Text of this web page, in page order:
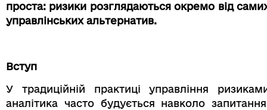
проста: ризики розглядаються окремо від
управлінських альтернатив.
Вступ
У традиційній практиці управління
аналітика часто будується навколо